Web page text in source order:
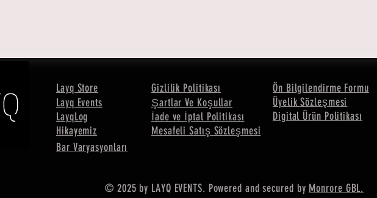
Layq Store
Layq Events
LayqLog
Hikayemiz
Bar Varyasyonları
Gizlilik Politikası
Şartlar Ve Koşullar
İade ve İptal Politikası
Ön Bilgilendirme Formu
Mesafeli Satış Sözleşmesi
Üyelik Sözleşmesi
Digital Ürün Politikası
© 2025 by LAYQ EVENTS. Powered and secured by Monrore GBL.